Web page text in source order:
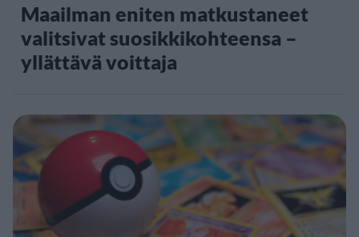
Maailman eniten matkustaneet
valitsivat suosikkikohteensa –
yllättävä voittaja